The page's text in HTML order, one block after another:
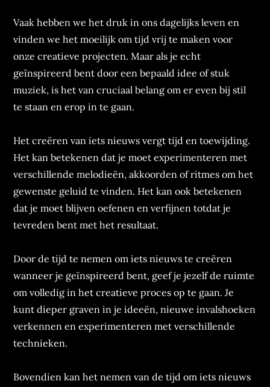
Vaak hebben we het druk in ons dagelijks leven en
vinden we het moeilijk om tijd vrij te maken voor
onze creatieve projecten. Maar als je echt
geïnspireerd bent door een bepaald idee of stuk
muziek, is het van cruciaal belang om er even bij stil
te staan en erop in te gaan.
Het creëren van iets nieuws vergt tijd en toewijding.
Het kan betekenen dat je moet experimenteren met
verschillende melodieën, akkoorden of ritmes om het
gewenste geluid te vinden. Het kan ook betekenen
dat je moet blijven oefenen en verfijnen totdat je
tevreden bent met het resultaat.
Door de tijd te nemen om iets nieuws te creëren
wanneer je geïnspireerd bent, geef je jezelf de ruimte
om volledig in het creatieve proces op te gaan. Je
kunt dieper graven in je ideeën, nieuwe invalshoeken
verkennen en experimenteren met verschillende
technieken.
Bovendien kan het nemen van de tijd om iets nieuws